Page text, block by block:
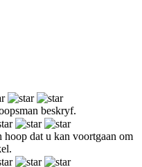
beskryf.
hoop dat u kan voortgaan om